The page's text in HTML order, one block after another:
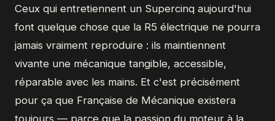
Ceux qui entretiennent un Supercinq aujourd'hui
font quelque chose que la R5 électrique ne pourra
jamais vraiment reproduire : ils maintiennent
vivante une mécanique tangible, accessible,
réparable avec les mains. Et c'est précisément
pour ça que Française de Mécanique existera
toujours — parce que la passion du moteur à la